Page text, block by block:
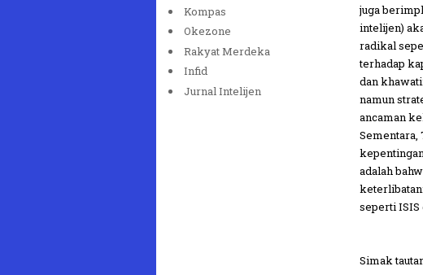
juga
intelijen)
radikal
terhadap
dan
namun
ancaman
Sementara,
adalah
seperti ISIS
Simak
Kompas
Okezone
Rakyat Merdeka
Infid
Jurnal Intelijen